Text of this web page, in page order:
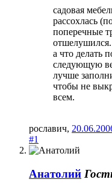
садовая
рассохлась
поперечные
а что делать
следующую
лучше
чтобы не
всем.
рославич,
#1
Анатолий